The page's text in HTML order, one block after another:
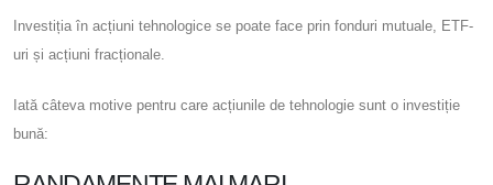
Investiția în acțiuni tehnologice se poate face prin fonduri mutuale, ETF-
uri și acțiuni fracționale.
Iată câteva motive pentru care acțiunile de tehnologie sunt o investiție
bună: